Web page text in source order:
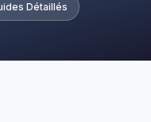
Détaillés